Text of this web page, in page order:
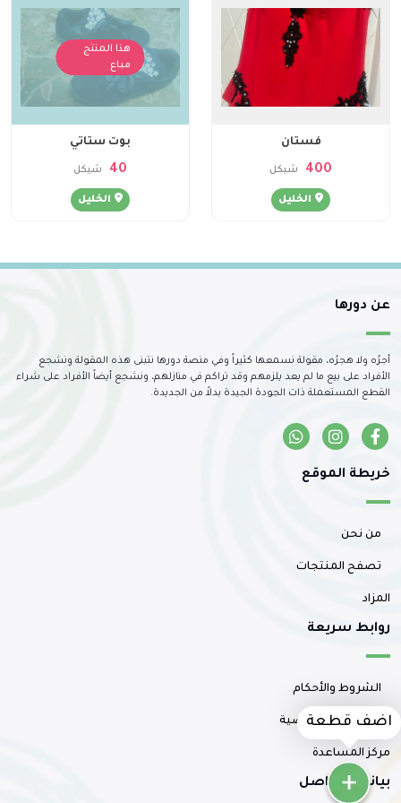
اضف قطعة
فستان
400 شيكل
الخليل
هذا المنتج
مباع
بوت ستاتي
40 شيكل
الخليل
عن دورها
أجرُه ولا هجرُه، مقولة نسمعها كثيراً وفي منصة دورها نتبنى هذه المقولة ونشجع
الأفراد على بيع ما لم يعد يلزمهم وقد تراكم في منازلهم، ونشجع أيضاً الأفراد على شراء
القطع المستعملة ذات الجودة الجيدة بدلاً من الجديدة.
خريطة الموقع
من نحن
تصفح المنتجات
المزاد
روابط سريعة
الشروط والأحكام
سياسة الخصوصية
مركز المساعدة
بيانات التواصل